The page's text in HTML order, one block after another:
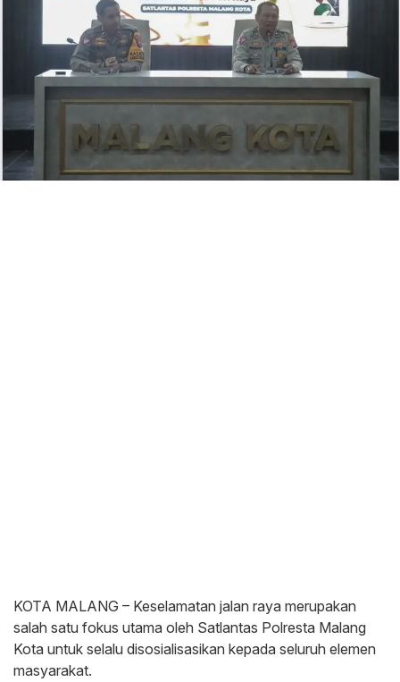
KOTA MALANG – Keselamatan jalan raya merupakan
salah satu fokus utama oleh Satlantas Polresta Malang
Kota untuk selalu disosialisasikan kepada seluruh elemen
masyarakat.